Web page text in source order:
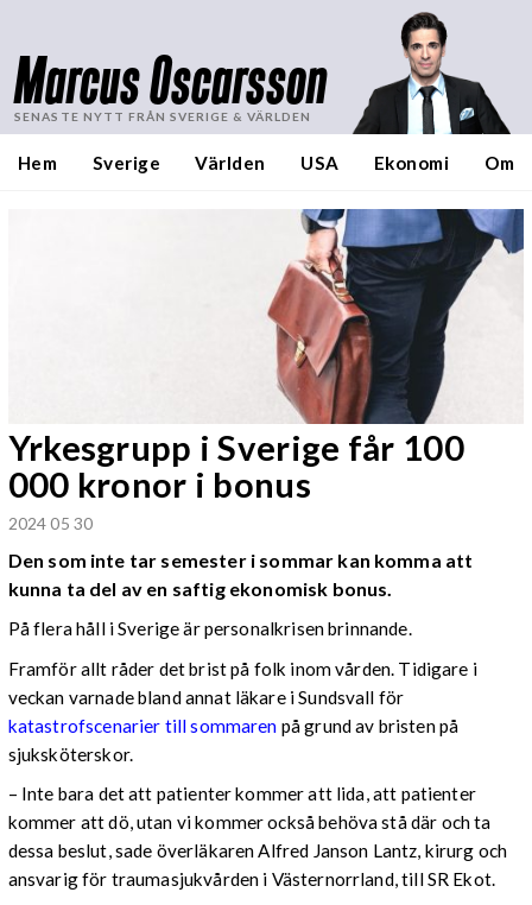
Marcus Oscarsson
SENASTE NYTT FRÅN SVERIGE & VÄRLDEN
Hem Sverige Världen USA Ekonomi Om
Yrkesgrupp i Sverige får 100
000 kronor i bonus
2024 05 30
Den som inte tar semester i sommar kan komma att
kunna ta del av en saftig ekonomisk bonus.
På flera håll i Sverige är personalkrisen brinnande.
Framför allt råder det brist på folk inom vården. Tidigare i
veckan varnade bland annat läkare i Sundsvall för
katastrofscenarier till sommaren på grund av bristen på
sjuksköterskor.
– Inte bara det att patienter kommer att lida, att patienter
kommer att dö, utan vi kommer också behöva stå där och ta
dessa beslut, sade överläkaren Alfred Janson Lantz, kirurg och
ansvarig för traumasjukvården i Västernorrland, till SR Ekot.